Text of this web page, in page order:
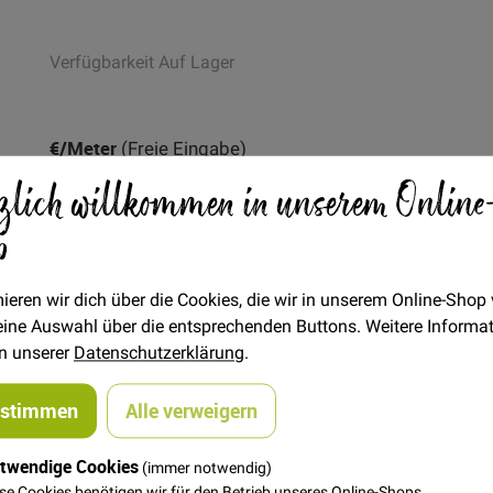
willkommen in unserem
wir dich über die Cookies, die wir in unserem Online-Shop
Auswahl über die entsprechenden Buttons. Weitere
unsererDatenschutzerklärung.
Alle verweigern
Cookies (immer notwendig)
VerfügbarkeitAuf Lager
für
gruppiertes
Produkt
€/Meter (Freie Eingabe)
23,50 €
7,00 €
In den Warenkorb